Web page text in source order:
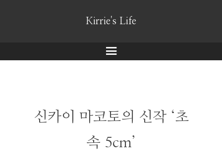
Kirrie's Life
메
신카이 마코토의 신작 ‘초
속 5cm’